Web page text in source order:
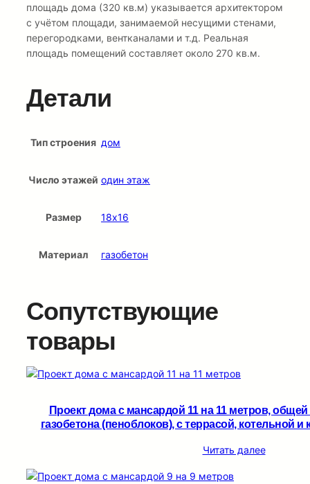
площадь дома (320 кв.м) указывается архитектором
с учётом площади, занимаемой несущими стенами,
перегородками, вентканалами и т.д. Реальная
площадь помещений составляет около 270 кв.м.
Детали
Тип строения дом
Число этажей один этаж
Размер 18х16
Материал газобетон
Сопутствующие
товары
Проект дома с мансардой 11 на 11 метров,
газобетона (пеноблоков), c террасой, котельной и
Читать далее